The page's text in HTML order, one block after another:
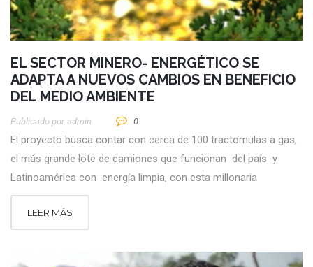
EL SECTOR MINERO- ENERGÉTICO SE
ADAPTA A NUEVOS CAMBIOS EN BENEFICIO
DEL MEDIO AMBIENTE
Publicado por Admin 0
El proyecto busca contar con cerca de 100 tractomulas a gas,
el más grande lote de camiones que funcionan del país y
Latinoamérica con energía limpia, con esta millonaria
LEER MÁS